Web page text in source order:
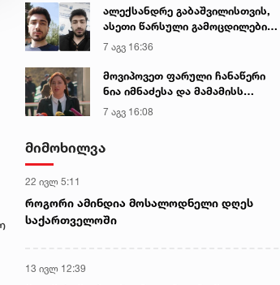
ბერუაშვილს 30 დღის
განმავლობაში ფარულად
ალექსანდრე გაბაშვილისთვის,
ასეთი წარსული გამოცდილების
ადამიანისთვის ინფორმაციის
მიწოდება, რომ მასწავლებელი
სექსუალურად ავიწროებდა,
ფაქტობრივად, წაქეზება იყო -
7 აგვ 16:36
მოვიპოვეთ ფარული ჩანაწერი
ნია იმნაძესა და მამამისს
შორის, განიხილავდნენ, როგორ
ჩაიდინა გაბაშვილმა დანაშაული
არასწორად მოიქცა, თუმცა
ეპოქაში სხვანაირად ხდება -
პროკურორი
7 აგვ 16:08
მიმოხილვა
22 ივლ 5:11
როგორი ამინდია მოსალოდნელი დღეს
საქართველოში
13 ივლ 12:39